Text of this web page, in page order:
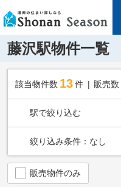
藤沢駅物件一覧
該当物件数 13件 販売数
駅で絞り込む
絞り込み条件： なし
販売物件のみ